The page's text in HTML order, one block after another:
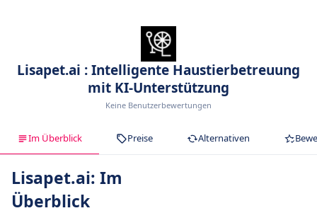
Lisapet.ai : Intelligente Haustierbetreuung
mit KI-Unterstützung
Keine Benutzerbewertungen
Im Überblick Preise Alternativen
Lisapet.ai: Im
Überblick